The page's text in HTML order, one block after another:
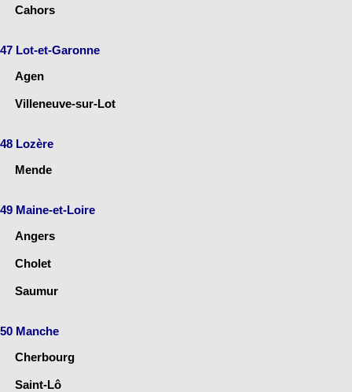
Cahors
47 Lot-et-Garonne
Agen
Villeneuve-sur-Lot
48 Lozère
Mende
49 Maine-et-Loire
Angers
Cholet
Saumur
50 Manche
Cherbourg
Saint-Lô